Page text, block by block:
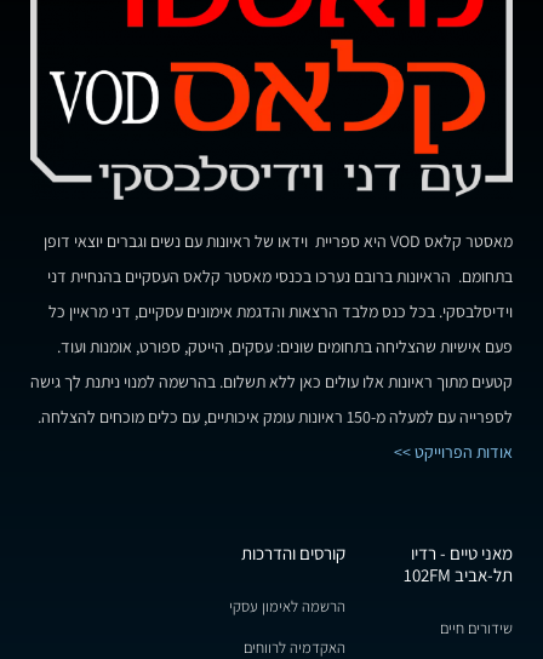
מאסטר קלאס VOD היא ספריית וידאו של ראיונות עם נשים וגברים יוצאי דופן
בתחומם. הראיונות ברובם נערכו בכנסי מאסטר קלאס העסקיים בהנחיית דני
וידיסלבסקי. בכל כנס מלבד הרצאות והדגמת אימונים עסקיים, דני מראיין כל
פעם אישיות שהצליחה בתחומים שונים: עסקים, הייטק, ספורט, אומנות ועוד.
קטעים מתוך ראיונות אלו עולים כאן ללא תשלום. בהרשמה למנוי ניתנת לך גישה
לספרייה עם למעלה מ-150 ראיונות עומק איכותיים, עם כלים מוכחים להצלחה.
אודות הפרוייקט >>
מאני טיים - רדיו
תל-אביב 102FM
שידורים חיים
קורסים והדרכות
הרשמה לאימון עסקי
האקדמיה לרווחים